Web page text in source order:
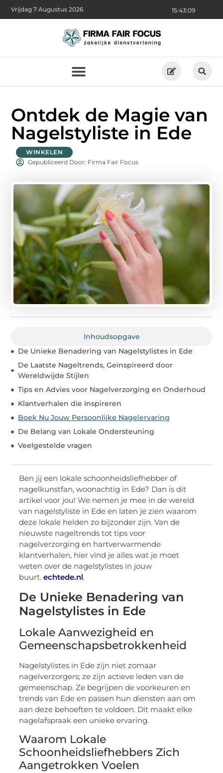
15:43:10
Vrijdag 7 Augustus 2026
Ontdek de Magie van
Nagelstyliste in Ede
WINKELEN
Gepubliceerd Door: Firma Fair Focus
Inhoudsopgave
De Unieke Benadering van Nagelstylistes in Ede
De Laatste Nageltrends, Geïnspireerd door
Wereldwijde Stijlen
Tips en Advies voor Nagelverzorging en Onderhoud
Klantverhalen die Inspireren
Boek Nu Jouw Persoonlijke Nagelervaring
De Belang van Lokale Ondersteuning
Veelgestelde vragen
Ben jij een lokale schoonheidsliefhebber of
nagelkunstfan, woonachtig in Ede? Dan is dit
artikel voor jou! We nemen je mee in de wereld
van nagelstyliste in Ede en laten je zien waarom
deze lokale helden zo bijzonder zijn. Van de
nieuwste nageltrends tot tips voor
nagelverzorging en hartverwarmende
klantverhalen, hier vind je alles wat je moet
weten over de nagelstylistes in jouw
buurt.echtede.nl.
De Unieke Benadering van
Nagelstylistes in Ede
Lokale Aanwezigheid en
Gemeenschapsbetrokkenheid
Nagelstylistes in Ede zijn niet zomaar
nagelverzorgers; ze zijn actieve leden van de
gemeenschap. Ze begrijpen de voorkeuren en
trends van Ede en passen hun diensten aan om
aan deze behoeften te voldoen. Dit maakt elke
nagelafspraak een unieke ervaring.
Waarom Lokale
Schoonheidsliefhebbers Zich
Aangetrokken Voelen